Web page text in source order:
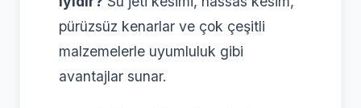
pürüzsüz kenarlar ve çok çeşitli
malzemelerle uyumluluk gibi
avantajlar sunar.